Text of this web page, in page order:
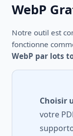
WebP
Notre outil est
fonctionne
WebP par lots
Choisir
votre